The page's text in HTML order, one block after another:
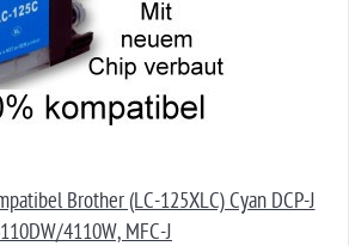
Brother (LC-125XLC) Cyan DCP-J
4110W, MFC-J